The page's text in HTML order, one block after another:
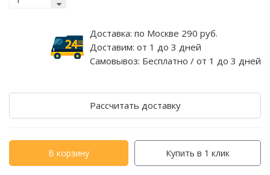
Доставка: по Москве 290 руб.
Доставим: от 1 до 3 дней
Самовывоз: Бесплатно / от 1 до 3 дней
Рассчитать доставку
В корзину Купить в 1 клик